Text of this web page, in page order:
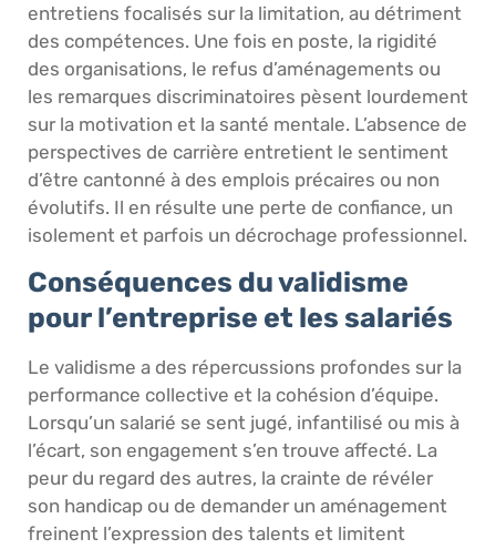
entretiens focalisés sur la limitation, au détriment
des compétences. Une fois en poste, la rigidité
des organisations, le refus d’aménagements ou
les remarques discriminatoires pèsent lourdement
sur la motivation et la santé mentale. L’absence de
perspectives de carrière entretient le sentiment
d’être cantonné à des emplois précaires ou non
évolutifs. Il en résulte une perte de confiance, un
isolement et parfois un décrochage professionnel.
Conséquences du validisme
pour l’entreprise et les salariés
Le validisme a des répercussions profondes sur la
performance collective et la cohésion d’équipe.
Lorsqu’un salarié se sent jugé, infantilisé ou mis à
l’écart, son engagement s’en trouve affecté. La
peur du regard des autres, la crainte de révéler
son handicap ou de demander un aménagement
freinent l’expression des talents et limitent